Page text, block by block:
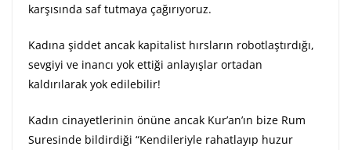
karşısında saf tutmaya çağırıyoruz.
Kadına şiddet ancak kapitalist hırsların robotlaştırdığı,
sevgiyi ve inancı yok ettiği anlayışlar ortadan
kaldırılarak yok edilebilir!
Kadın cinayetlerinin önüne ancak Kur’an’ın bize Rum
Suresinde bildirdiği “Kendileriyle rahatlayıp huzur